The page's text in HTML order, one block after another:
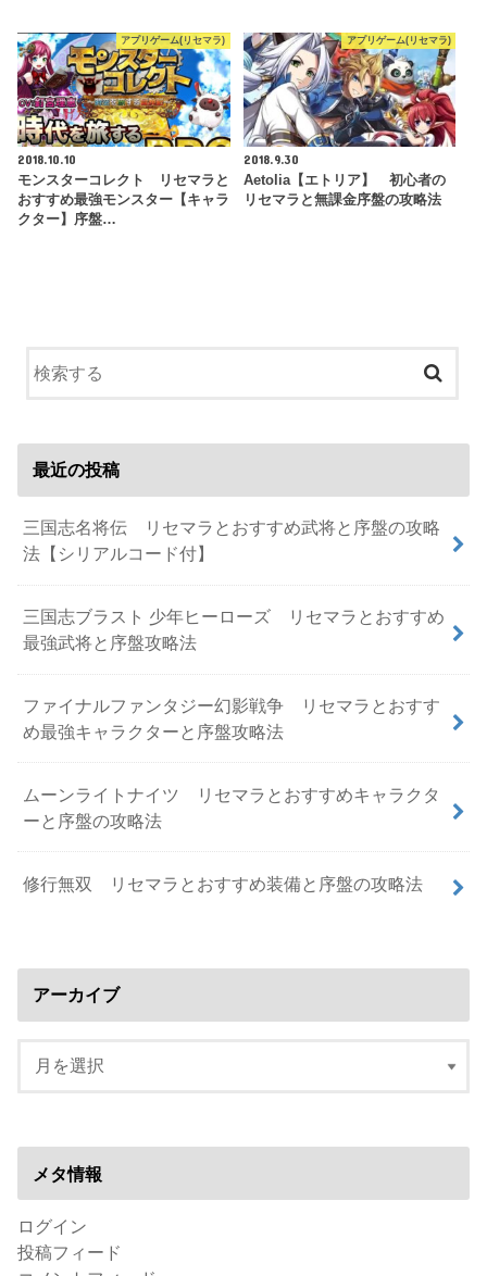
アプリゲーム(リセマラ)
2018.10.10
モンスターコレクト リセマラと
おすすめ最強モンスター【キャラ
クター】序盤…
アプリゲーム(リセマラ)
2018.9.30
Aetolia【エトリア】 初心者の
リセマラと無課金序盤の攻略法
最近の投稿
三国志名将伝 リセマラとおすすめ武将と序盤の攻略
法【シリアルコード付】
三国志ブラスト 少年ヒーローズ リセマラとおすすめ
最強武将と序盤攻略法
ファイナルファンタジー幻影戦争 リセマラとおすす
め最強キャラクターと序盤攻略法
ムーンライトナイツ リセマラとおすすめキャラクタ
ーと序盤の攻略法
修行無双 リセマラとおすすめ装備と序盤の攻略法
アーカイブ
メタ情報
ログイン
投稿フィード